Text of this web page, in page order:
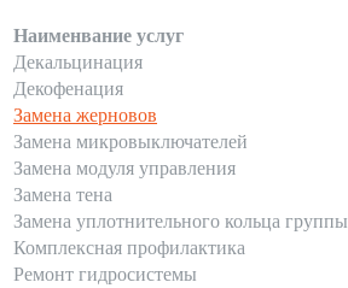
Наименвание услуг
Декальцинация
Декофенация
Замена жерновов
Замена микровыключателей
Замена модуля управления
Замена тена
Замена уплотнительного кольца группы
Комплексная профилактика
Ремонт гидросистемы